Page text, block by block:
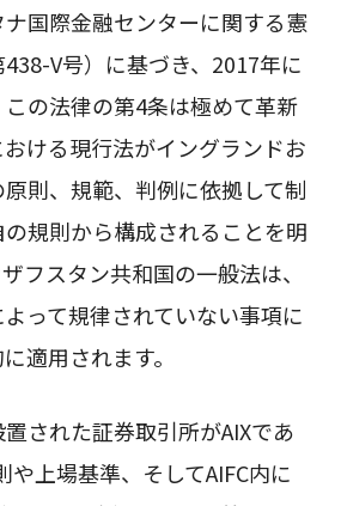
国際金融センターに関する憲
V号）に基づき、2017年に
の法律の第4条は極めて革新
おける現行法がイングランドお
則、規範、判例に依拠して制
の規則から構成されることを明
フスタン共和国の一般法は、
って規律されていない事項に
適用されます。
置された証券取引所がAIXであ
や上場基準、そしてAIFC内に